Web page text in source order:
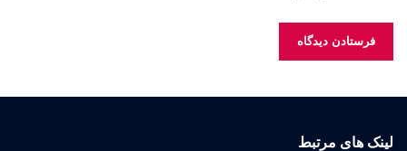
لینک های مرتبط